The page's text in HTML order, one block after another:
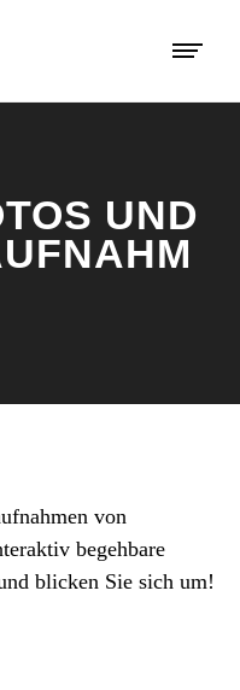
UND
von
begehbare
blicken Sie sich um!